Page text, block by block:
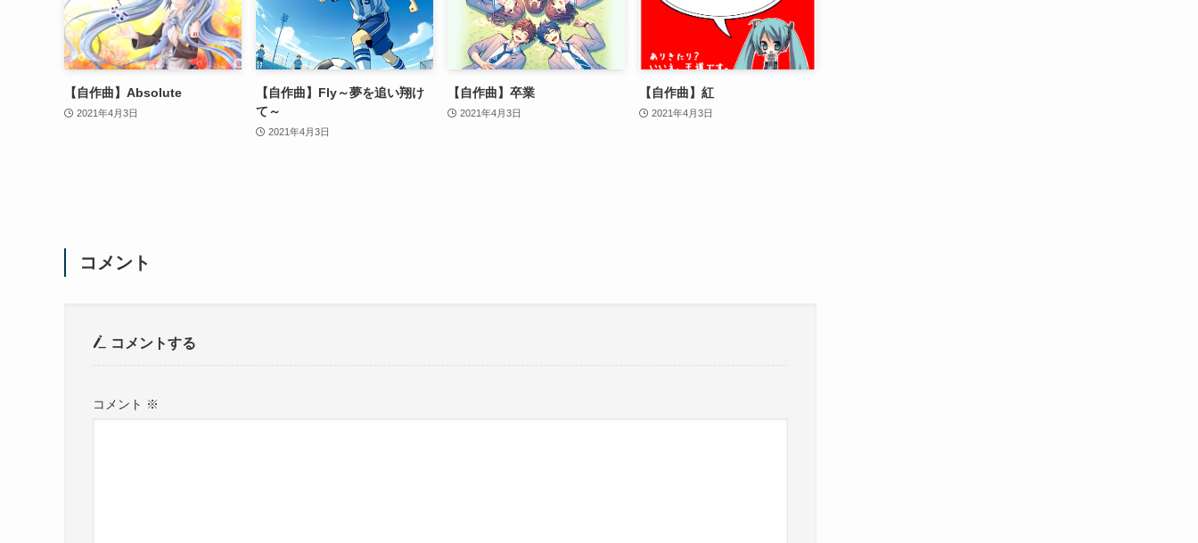
【自作曲】Absolute
2021年4月3日
【自作曲】Fly～夢を追い翔け
て～
2021年4月3日
【自作曲】卒業
2021年4月3日
【自作曲】紅
2021年4月3日
コメント
コメントする
コメント ※